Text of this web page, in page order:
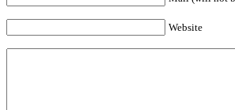
Website